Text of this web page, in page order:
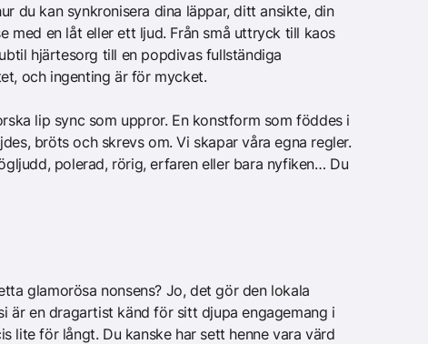
du kan synkronisera dina läppar, ditt ansikte, din
med en låt eller ett ljud. Från små uttryck till kaos
hjärtesorg till en popdivas fullständiga
och ingenting är för mycket.
lip sync som uppror. En konstform som föddes i
bröts och skrevs om. Vi skapar våra egna regler.
polerad, rörig, erfaren eller bara nyfiken… Du
glamorösa nonsens? Jo, det gör den lokala
är en dragartist känd för sitt djupa engagemang i
lite för långt. Du kanske har sett henne vara värd